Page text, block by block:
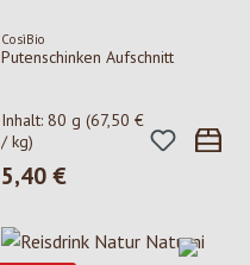
CosìBio
Putenschinken Aufschnitt
Inhalt: 80 g (67,50 €
/ kg)
Regulärer Preis:
5,40 €